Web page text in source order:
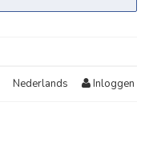
Nederlands Inloggen